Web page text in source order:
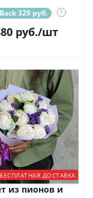
329 руб. ?
руб./шт
БЕСПЛАТНАЯ ДОСТАВКА
из пионов и